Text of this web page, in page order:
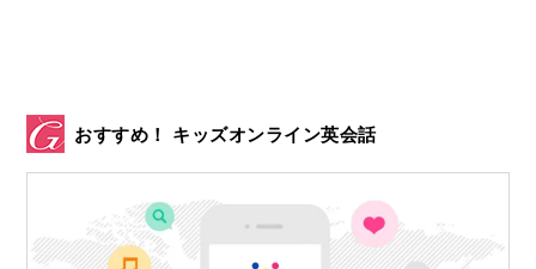
したそうです。
そして、やがて子どもが生まれてから、このフレーズ
の真価がはっきりわかったとのことです。
おすすめ！ キッズオンライン英会話